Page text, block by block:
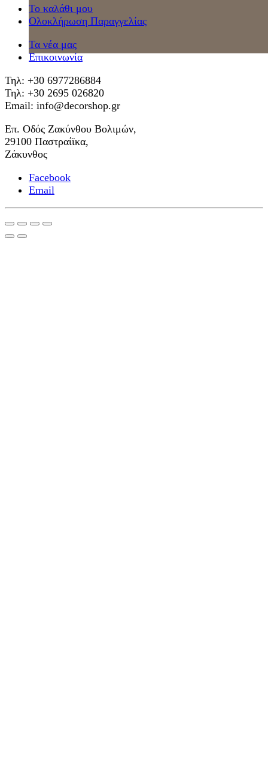
Το καλάθι μου
Ολοκλήρωση Παραγγελίας
Τα νέα μας
Επικοινωνία
Τηλ: +30 6977286884
Τηλ: +30 2695 026820
Email: info@decorshop.gr
Επ. Οδός Ζακύνθου Βολιμών,
29100 Παστραίϊκα,
Ζάκυνθος
Facebook
Email